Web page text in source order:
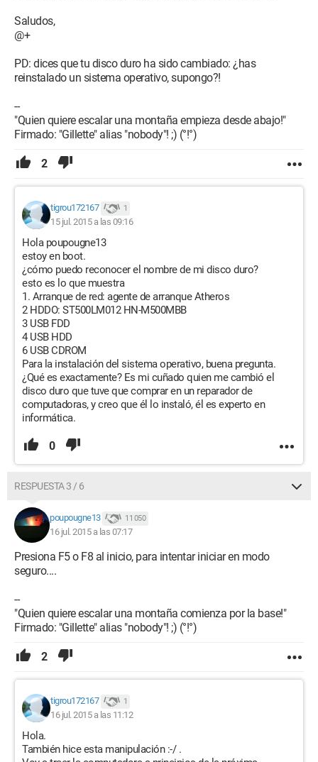
Saludos,
@+
PD: dices que tu disco duro ha sido cambiado: ¿has
reinstalado un sistema operativo, supongo?!
--
"Quien quiere escalar una montaña empieza desde abajo!"
Firmado: "Gillette" alias "nobody"! ;) (°!°)
2
tigrou172167 1
15 jul. 2015 a las 09:16
Hola poupougne13
estoy en boot.
¿cómo puedo reconocer el nombre de mi disco duro?
esto es lo que muestra
1. Arranque de red: agente de arranque Atheros
2 HDDO: ST500LM012 HN-M500MBB
3 USB FDD
4 USB HDD
6 USB CDROM
Para la instalación del sistema operativo, buena pregunta.
¿Qué es exactamente? Es mi cuñado quien me cambió el
disco duro que tuve que comprar en un reparador de
computadoras, y creo que él lo instaló, él es experto en
informática.
0
RESPUESTA 3 / 6
poupougne13 11 050
16 jul. 2015 a las 07:17
Presiona F5 o F8 al inicio, para intentar iniciar en modo
seguro....
--
"Quien quiere escalar una montaña comienza por la base!"
Firmado: "Gillette" alias "nobody"! ;) (°!°)
2
tigrou172167 1
16 jul. 2015 a las 11:12
Hola.
También hice esta manipulación :-/ .